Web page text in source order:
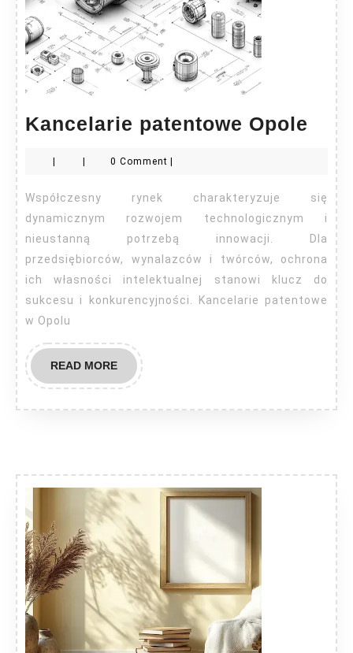
Kancelarie patentowe Opole
| | 0 Comment |
Współczesny rynek charakteryzuje się
dynamicznym rozwojem technologicznym i
nieustanną potrzebą innowacji. Dla
przedsiębiorców, wynalazców i twórców, ochrona
ich własności intelektualnej stanowi klucz do
sukcesu i konkurencyjności. Kancelarie patentowe
w Opolu
READ MOREREAD
MORE